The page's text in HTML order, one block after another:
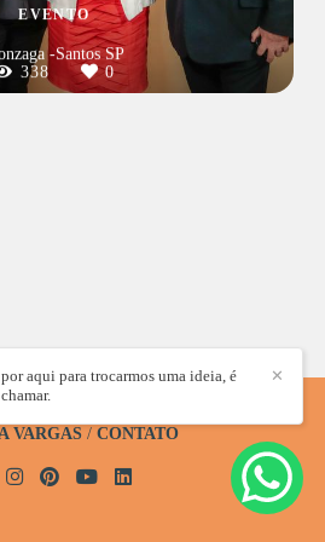
EVENTO
-Santos SP
338
0
VARGAS / CONTATO
✕
aqui para trocarmos uma ideia, é